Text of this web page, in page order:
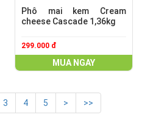
Phô mai kem Cream
cheese Cascade 1,36kg
299.000 đ
MUA NGAY
3 4 5 > >>